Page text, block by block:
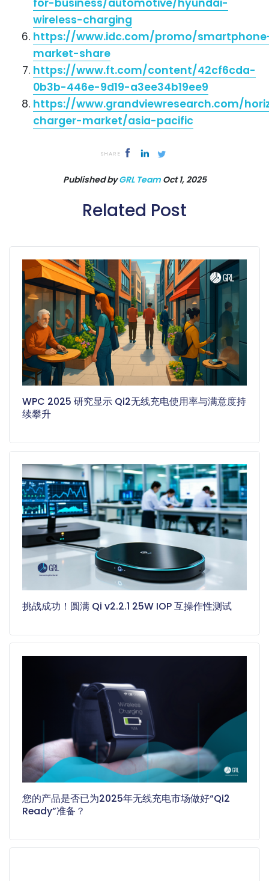
SHARE
for-business/automotive/hyundai-
wireless-charging
https://www.idc.com/promo/
market-share
https://www.ft.com/content/42cf6cda-
0b3b-446e-9d19-a3ee34b19ee9
https://www.grandviewresearch.com/
charger-market/asia-pacific
Published byGRL Team Oct 1, 2025
Related Post
WPC 2025 研究显示 Qi2无线充电使用率与满意度持
续攀升
挑战成功！圆满 Qi v2.2.1 25W IOP 互操作性测试
您的产品是否已为2025年无线充电市场做好“Qi2
Ready”准备？